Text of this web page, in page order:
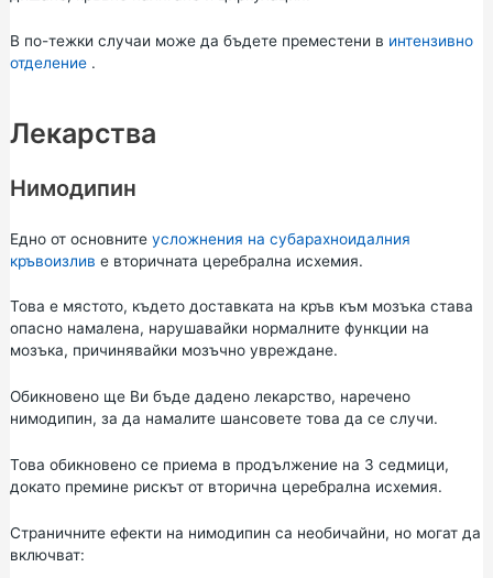
В по-тежки случаи може да бъдете преместени в интензивно
отделение.
Лекарства
Нимодипин
Едно от основните усложнения на субарахноидалния
кръвоизлив е вторичната церебрална исхемия.
Това е мястото, където доставката на кръв към мозъка става
опасно намалена, нарушавайки нормалните функции на
мозъка, причинявайки мозъчно увреждане.
Обикновено ще Ви бъде дадено лекарство, наречено
нимодипин, за да намалите шансовете това да се случи.
Това обикновено се приема в продължение на 3 седмици,
докато премине рискът от вторична церебрална исхемия.
Страничните ефекти на нимодипин са необичайни, но могат да
включват: